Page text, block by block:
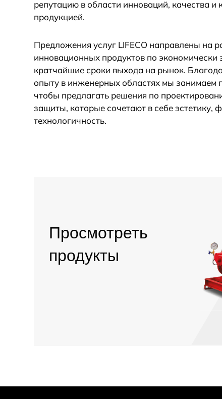
репутацию в области инноваций, качества и
продукцией.
Предложения услуг LIFECO направлены на
инновационных продуктов по
кратчайшие сроки выхода на рынок.
опыту в инженерных областях мы занимаем
чтобы предлагать решения по
защиты, которые сочетают в себе эстетику,
технологичность.
Просмотреть
продукты